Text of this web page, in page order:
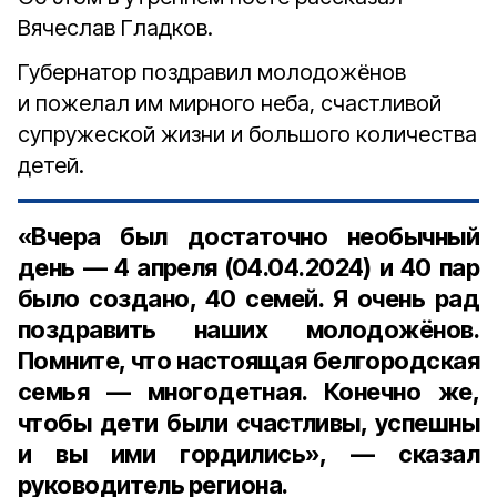
Вячеслав Гладков.
Губернатор поздравил молодожёнов
и пожелал им мирного неба, счастливой
супружеской жизни и большого количества
детей.
«Вчера был достаточно необычный
день — 4 апреля (04.04.2024) и 40 пар
было создано, 40 семей. Я очень рад
поздравить наших молодожёнов.
Помните, что настоящая белгородская
семья — многодетная. Конечно же,
чтобы дети были счастливы, успешны
и вы ими гордились», — сказал
руководитель региона.